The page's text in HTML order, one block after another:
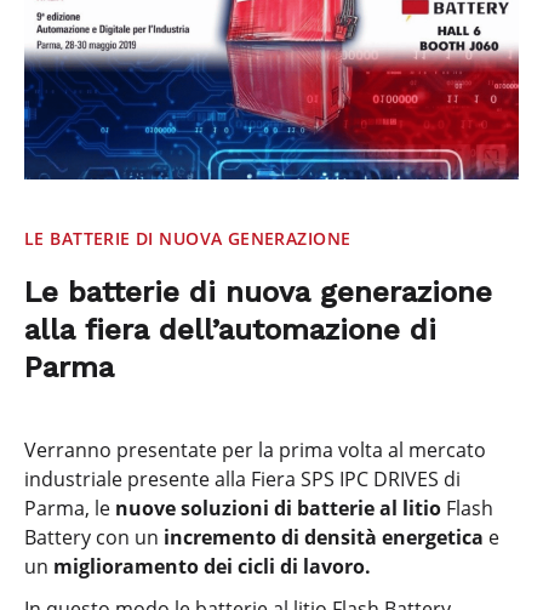
LE BATTERIE DI NUOVA GENERAZIONE
Le batterie di nuova generazione
alla fiera dell’automazione di
Parma
Verranno presentate per la prima volta al mercato
industriale presente alla Fiera SPS IPC DRIVES di
Parma, le nuove soluzioni di batterie al litio Flash
Battery con un incremento di densità energetica e
un miglioramento dei cicli di lavoro.